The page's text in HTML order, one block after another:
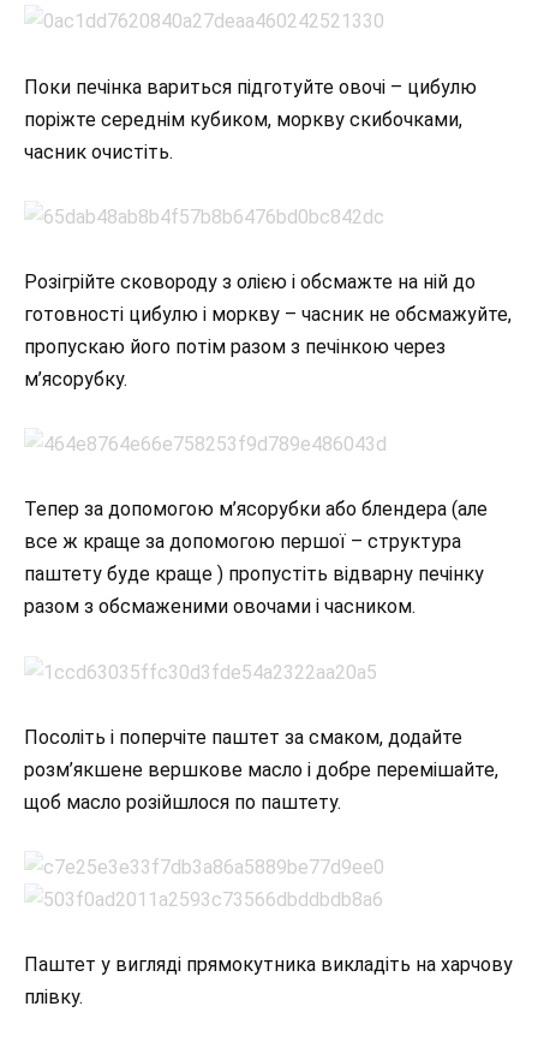
Поки печінка вариться підготуйте овочі – цибулю
поріжте середнім кубиком, моркву скибочками,
часник очистіть.
Розігрійте сковороду з олією і обсмажте на ній до
готовності цибулю і моркву – часник не обсмажуйте,
пропускаю його потім разом з печінкою через
м’ясорубку.
Тепер за допомогою м’ясорубки або блендера (але
все ж краще за допомогою першої – структура
паштету буде краще ) пропустіть відварну печінку
разом з обсмаженими овочами і часником.
Посоліть і поперчіте паштет за смаком, додайте
розм’якшене вершкове масло і добре перемішайте,
щоб масло розійшлося по паштету.
Паштет у вигляді прямокутника викладіть на харчову
плівку.